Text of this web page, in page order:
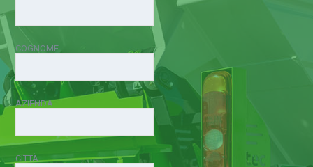
COGNOME
AZIENDA
CITTÀ